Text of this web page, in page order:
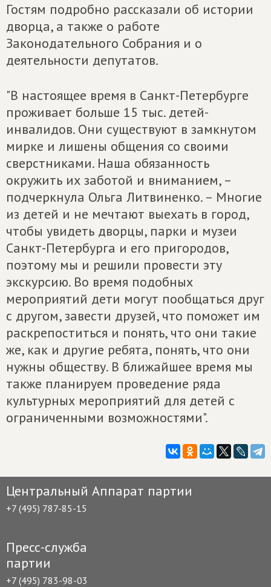
Гостям подробно рассказали об истории
дворца, а также о работе
Законодательного Собрания и о
деятельности депутатов.
"В настоящее время в Санкт-Петербурге
проживает больше 15 тыс. детей-
инвалидов. Они существуют в замкнутом
мирке и лишены общения со своими
сверстниками. Наша обязанность
окружить их заботой и вниманием, –
подчеркнула Ольга Литвиненко. – Многие
из детей и не мечтают выехать в город,
чтобы увидеть дворцы, парки и музеи
Санкт-Петербурга и его пригородов,
поэтому мы и решили провести эту
экскурсию. Во время подобных
мероприятий дети могут пообщаться друг
с другом, завести друзей, что поможет им
раскрепоститься и понять, что они такие
же, как и другие ребята, понять, что они
нужны обществу. В ближайшее время мы
также планируем проведение ряда
культурных мероприятий для детей с
ограниченными возможностями".
Центральный Аппарат партии
+7 (495) 787-85-15
Пресс-служба
партии
+7 (495) 783-98-03